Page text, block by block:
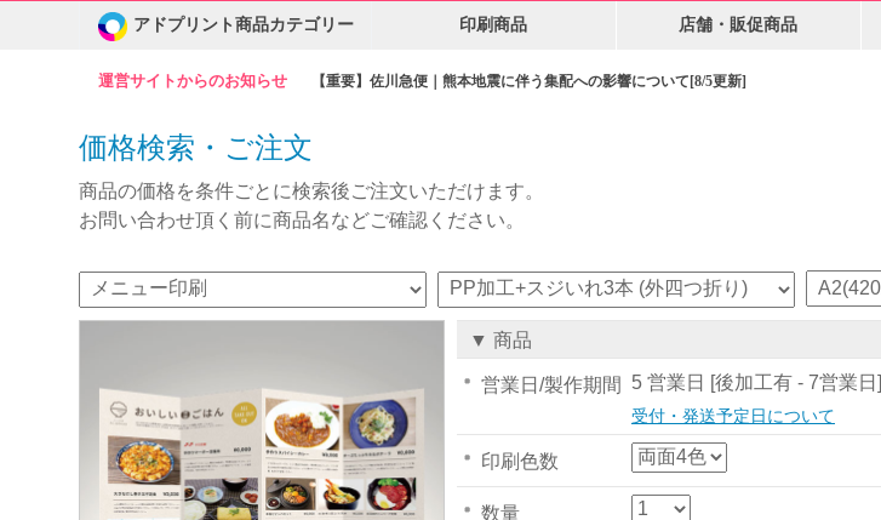
運営サイトからのお知らせ 【重要】佐川急便｜熊本地震に伴う集配への影響について[8/5更新]
アドプリント商品カテゴリー 印刷商品 店舗・販促商品
価格検索・ご注文
商品の価格を条件ごとに検索後ご注文いただけます。
お問い合わせ頂く前に商品名などご確認ください。
▼ 商品
営業日/製作期間 5 営業日 [後加工有 - 7営業日]
受付・発送予定日について
印刷色数
数量